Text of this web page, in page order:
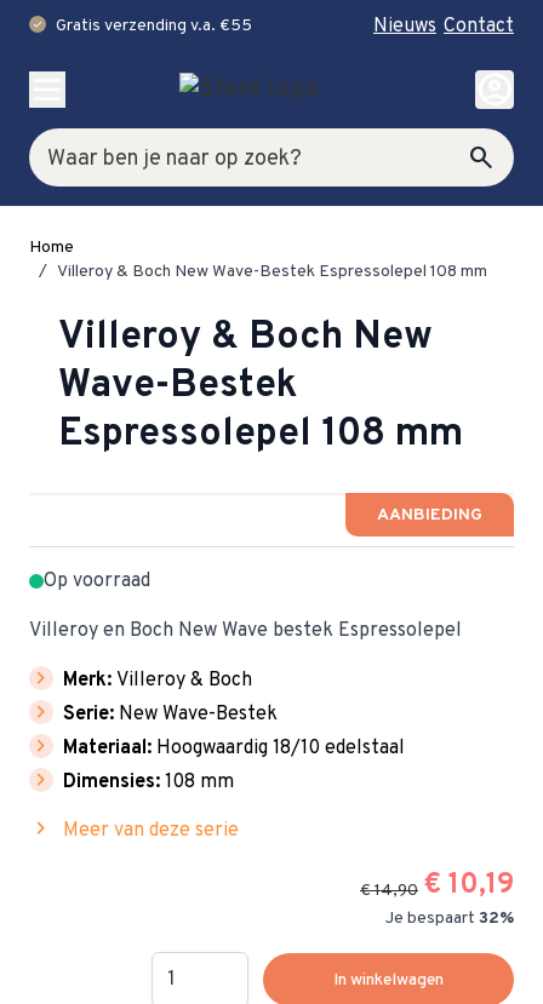
check Gratis verzending v.a. €55 Nieuws Contact
Zoek search
account_circle
Home
/ Villeroy & Boch New Wave-Bestek Espressolepel 108 mm
Villeroy & Boch New
Wave-Bestek
Espressolepel 108 mm
AANBIEDING
Op voorraad
Villeroy en Boch New Wave bestek Espressolepel
chevron_right Merk: Villeroy & Boch
chevron_right Serie: New Wave-Bestek
chevron_right Materiaal: Hoogwaardig 18/10 edelstaal
chevron_right Dimensies: 108 mm
chevron_right Meer van deze serie
€ 14,90 € 10,19
Je bespaart 32%
Hoeveelheid
In winkelwagen